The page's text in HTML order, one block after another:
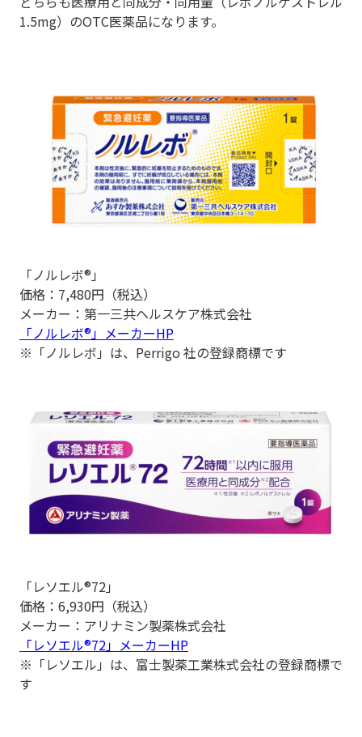
1.5mg）のOTC医薬品になります。
「ノルレボ®」
価格：7,480円（税込）
メーカー：第一三共ヘルスケア株式会社
「ノルレボ®」メーカーHP
※「ノルレボ」は、Perrigo 社の登録商標です
「レソエル®72」
価格：6,930円（税込）
メーカー：アリナミン製薬株式会社
「レソエル®72」メーカーHP
※「レソエル」は、富士製薬工業株式会社の登録商標で
す